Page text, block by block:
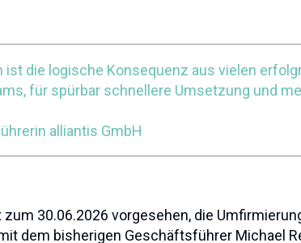
ist die logische Konsequenz aus vielen
für spürbar schnellere Umsetzung und
alliantis GmbH
30.06.2026 vorgesehen, die
dem bisherigen Geschäftsführer Michael